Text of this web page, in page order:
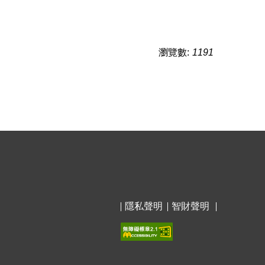
瀏覽數: 1191
隱私聲明 智財聲明